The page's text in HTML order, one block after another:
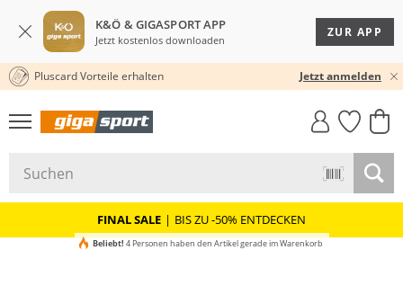
K&Ö & GIGASPORT APP
Jetzt kostenlos downloaden
ZUR APP
KOSTENLOSER VERSAND* & RÜCKVERSAND
Pluscard Vorteile erhalten Jetzt anmelden
GIGASTYLE
FAHRRAD­
MUST-HAVE
FINAL SALE | BIS ZU -50% ENTDECKEN
Beliebt! 4 Personen haben den Artikel gerade im Warenkorb